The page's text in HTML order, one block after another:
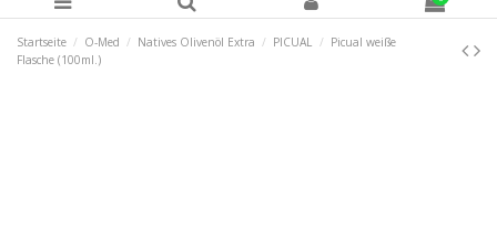
Startseite O-Med Natives Olivenöl Extra PICUAL
Picual weiße
Flasche (100ml.)